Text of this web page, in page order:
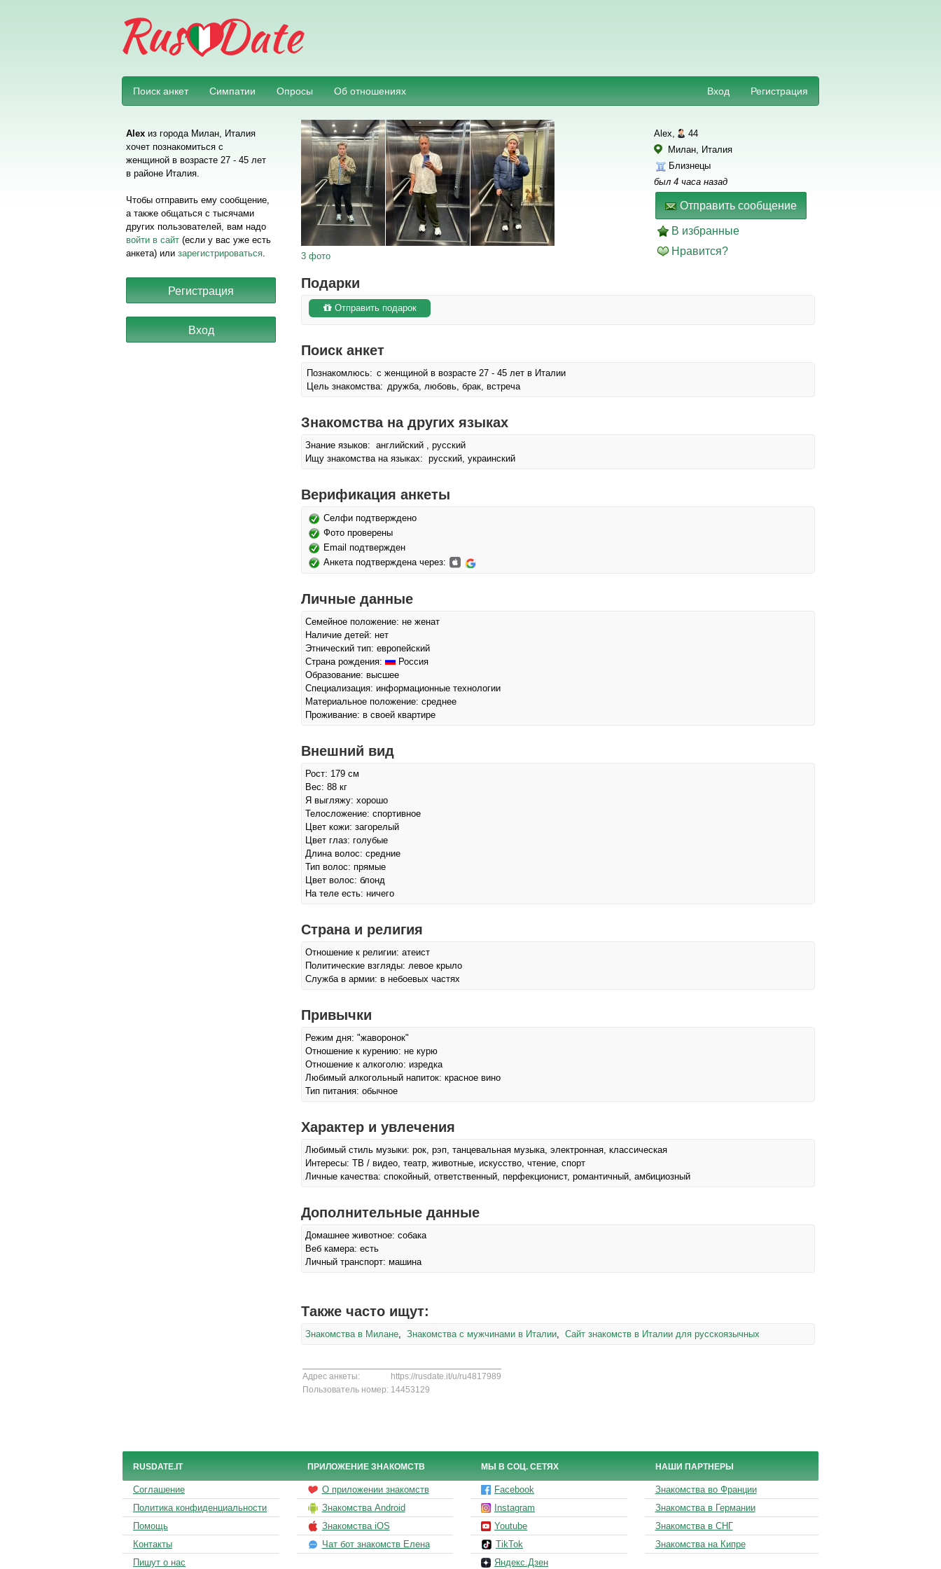
Поиск анкет Симпатии Опросы Об отношениях Регистрация
Вход
Alex из города Милан, Италия
хочет познакомиться с
женщиной в возрасте 27 - 45 лет
в районе Италия.
Чтобы отправить ему сообщение,
а также общаться с тысячами
других пользователей, вам надо
войти в сайт (если у вас уже есть
анкета) или зарегистрироваться. 3 фото
Alex,
44
Милан, Италия
Близнецы
был 4 часа назад
Отправить сообщение
В избранные
Нравится?
Подарки
Отправить подарок
Поиск анкет
Познакомлюсь: с женщиной в возрасте 27 - 45 лет в Италии
Цель знакомства: дружба, любовь, брак, встреча
Знакомства на других языках
Знание языков: английский , русский
Ищу знакомства на языках: русский, украинский
Верификация анкеты
Селфи подтверждено
Фото проверены
Email подтвержден
Анкета подтверждена через:
Личные данные
Семейное положение: не женат
Наличие детей: нет
Этнический тип: европейский
Страна рождения:
Россия
Образование: высшее
Специализация: информационные технологии
Материальное положение: среднее
Проживание: в своей квартире
Внешний вид
Рост: 179 см
Вес: 88 кг
Я выгляжу: хорошо
Телосложение: спортивное
Цвет кожи: загорелый
Цвет глаз: голубые
Длина волос: средние
Тип волос: прямые
Цвет волос: блонд
На теле есть: ничего
Страна и религия
Отношение к религии: атеист
Политические взгляды: левое крыло
Служба в армии: в небоевых частях
Привычки
Режим дня: "жаворонок"
Отношение к курению: не курю
Отношение к алкоголю: изредка
Любимый алкогольный напиток: красное вино
Тип питания: обычное
Характер и увлечения
Любимый стиль музыки: рок, рэп, танцевальная музыка, электронная, классическая
Интересы: ТВ / видео, театр, животные, искусcтво, чтение, спорт
Личные качества: спокойный, ответственный, перфекционист, романтичный, амбициозный
Дополнительные данные
Домашнее животное: собака
Веб камера: есть
Личный транспорт: машина
Также часто ищут:
Знакомства в Милане, Знакомства с мужчинами в Италии, Сайт знакомств в Италии для русскоязычных
Адрес анкеты:
https://rusdate.it/u/ru4817989
Пользователь номер: 14453129
RUSDATE.IT ПРИЛОЖЕНИЕ ЗНАКОМСТВ МЫ В СОЦ. СЕТЯХ НАШИ ПАРТНЕРЫ
Соглашение
Политика конфиденциальности
Помощь
Контакты
Пишут о нас
О приложении знакомств
Знакомства Android
Знакомства iOS
Чат бот знакомств Елена
Facebook
Instagram
Youtube
TikTok
Яндекс.Дзен
Знакомства во Франции
Знакомства в Германии
Знакомства в СНГ
Знакомства на Кипре